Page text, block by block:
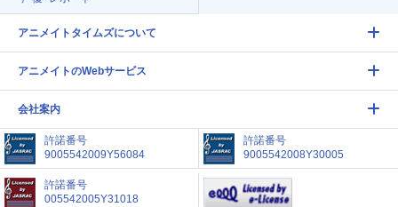
アニメイトタイムズについて
アニメイトのWebサービス
会社案内
許諾番号
9005542009Y56084
許諾番号
9005542008Y30005
許諾番号
005542005Y31018